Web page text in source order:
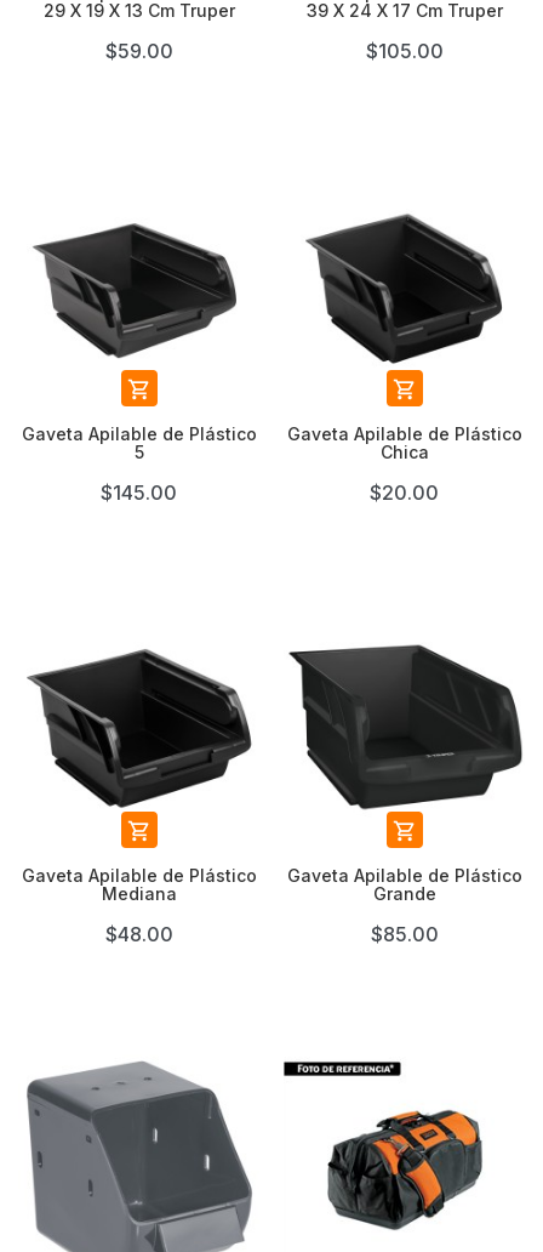
29 X 19 X 13 Cm Truper
$59.00
39 X 24 X 17 Cm Truper
$105.00

Gaveta Apilable de Plástico
5
$145.00

Gaveta Apilable de Plástico
Chica
$20.00

Gaveta Apilable de Plástico
Mediana
$48.00

Gaveta Apilable de Plástico
Grande
$85.00